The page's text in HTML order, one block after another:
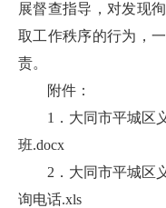
展督查指导，对发现
取工作秩序的行为，
责。
附件：
1． 大同市平城区
班.docx
2． 大同市平城区
询电话.xls